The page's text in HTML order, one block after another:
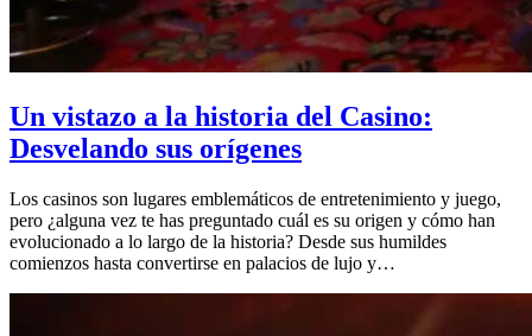
Un vistazo a la historia del Casino:
Desvelando sus orígenes
Los casinos son lugares emblemáticos de entretenimiento y juego,
pero ¿alguna vez te has preguntado cuál es su origen y cómo han
evolucionado a lo largo de la historia? Desde sus humildes
comienzos hasta convertirse en palacios de lujo y…